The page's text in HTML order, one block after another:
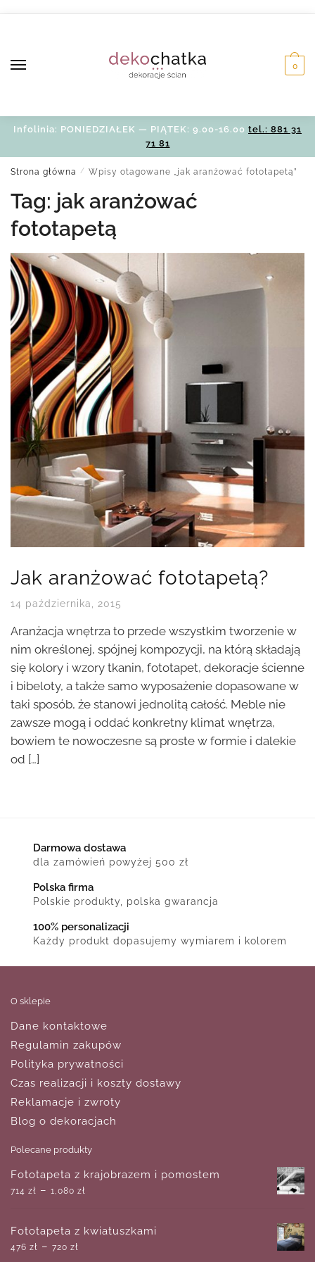
0
Infolinia: PONIEDZIAŁEK — PIĄTEK: 9.00-16.00 tel.: 881 31
71 81
Strona główna / Wpisy otagowane „jak aranżować fototapetą”
Tag: jak aranżować
fototapetą
Jak aranżować fototapetą?
14 października, 2015
Aranżacja wnętrza to przede wszystkim tworzenie w
nim określonej, spójnej kompozycji, na którą składają
się kolory i wzory tkanin, fototapet, dekoracje ścienne
i bibeloty, a także samo wyposażenie dopasowane w
taki sposób, że stanowi jednolitą całość. Meble nie
zawsze mogą i oddać konkretny klimat wnętrza,
bowiem te nowoczesne są proste w formie i dalekie
od […]
Darmowa dostawa
dla zamówień powyżej 500 zł
Polska firma
Polskie produkty, polska gwarancja
100% personalizacji
Każdy produkt dopasujemy wymiarem i kolorem
O sklepie
Dane kontaktowe
Regulamin zakupów
Polityka prywatności
Czas realizacji i koszty dostawy
Reklamacje i zwroty
Blog o dekoracjach
Polecane produkty
Fototapeta z krajobrazem i pomostem
714 zł – 1,080 zł
Fototapeta z kwiatuszkami
476 zł – 720 zł